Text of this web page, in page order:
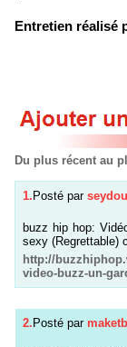
Entretien réalisé
Du plus récent au
1.Posté par seydou
buzz hip hop:
sexy (Regrettable)
http://
video-buzz-un-
2. Posté par